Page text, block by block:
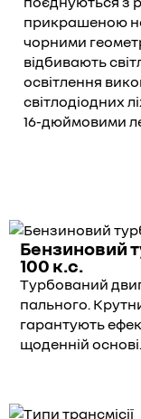
прикрашеною
чорними
відбивають
освітлення
світлодіодних
16-дюймовими
Бензиновий
100 к.с.
Турбований
пального.
гарантують
щоденній основі.